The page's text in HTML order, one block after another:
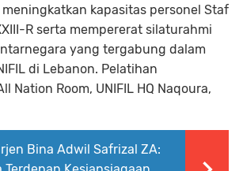
kapasitas personel Staf
R serta mempererat silaturahmi
yang tergabung dalam
di Lebanon. Pelatihan
Nation Room, UNIFIL HQ Naqoura,
Bina Adwil Safrizal ZA: